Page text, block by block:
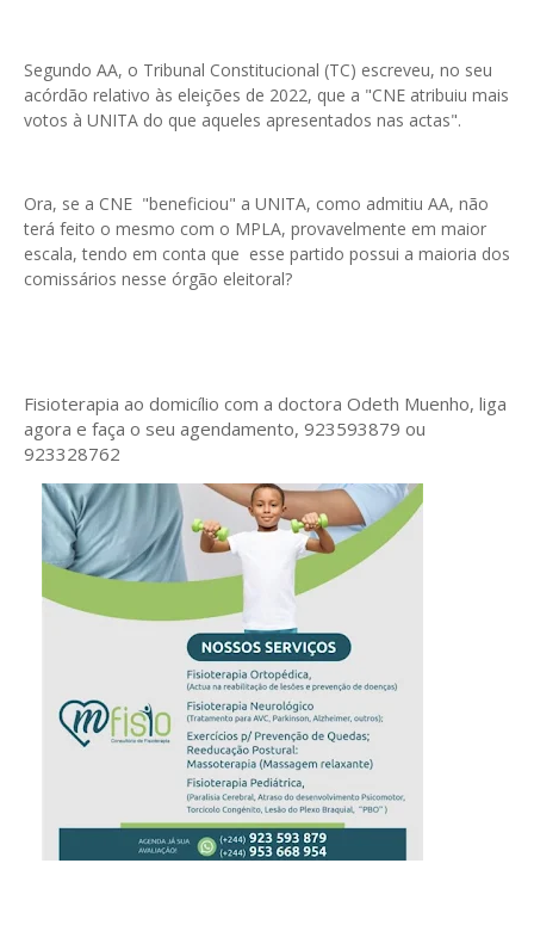
Segundo AA, o Tribunal Constitucional (TC) escreveu, no seu
acórdão relativo às eleições de 2022, que a "CNE atribuiu mais
votos à UNITA do que aqueles apresentados nas actas".
Ora, se a CNE "beneficiou" a UNITA, como admitiu AA, não
terá feito o mesmo com o MPLA, provavelmente em maior
escala, tendo em conta que esse partido possui a maioria dos
comissários nesse órgão eleitoral?
Fisioterapia ao domicílio com a doctora Odeth Muenho, liga
agora e faça o seu agendamento, 923593879 ou
923328762